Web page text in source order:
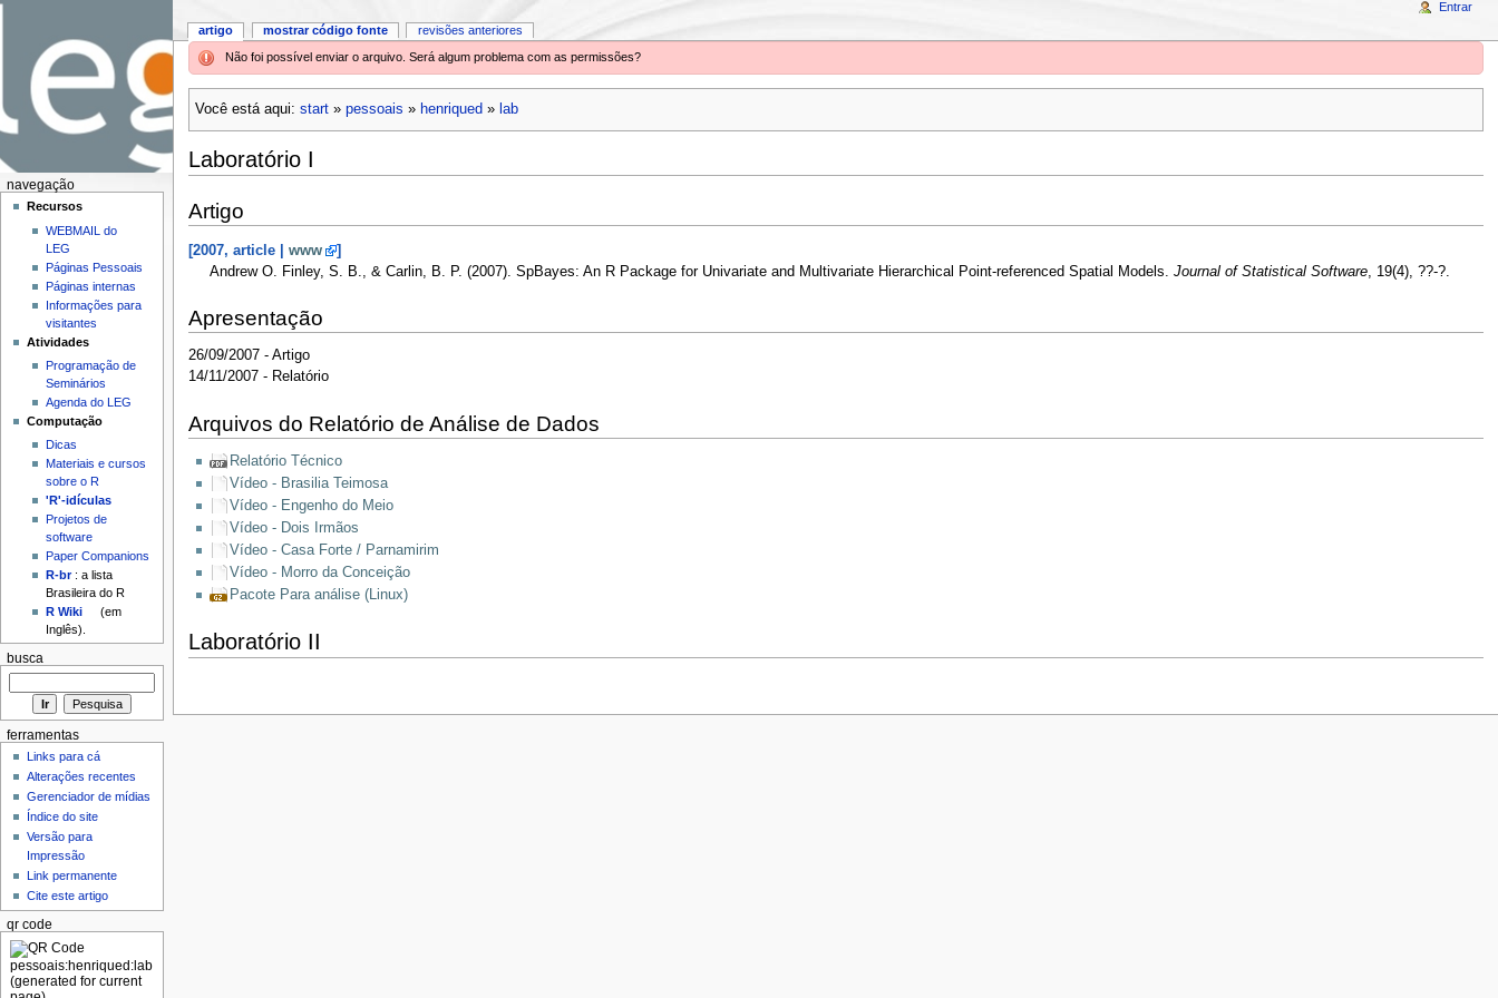
Não foi possível enviar o arquivo. Será algum problema com as permissões?
Você está aqui: start» pessoais » henriqued » lab
Laboratório I
Artigo
[2007, article | www
]
Andrew O. Finley, S. B., & Carlin, B. P. (2007). SpBayes: An R Package for Univariate and Multivariate Hierarchical Point-referenced Spatial Models. Journal of Statistical Software, 19(4), ??-?.
Apresentação
26/09/2007 - Artigo
14/11/2007 - Relatório
Arquivos do Relatório de Análise de Dados
Relatório Técnico
Vídeo - Brasilia Teimosa
Vídeo - Engenho do Meio
Vídeo - Dois Irmãos
Vídeo - Casa Forte / Parnamirim
Vídeo - Morro da Conceição
Pacote Para análise (Linux)
Laboratório II
artigo mostrar código fonte revisões anteriores
Entrar
navegação
Recursos
WEBMAIL do
LEG
Páginas Pessoais
Páginas internas
Informações para
visitantes
Atividades
Programação de
Seminários
Agenda do LEG
Computação
Dicas
Materiais e cursos
sobre o R
'R'-idículas
Projetos de
software
Paper Companions
R-br: a lista
Brasileira do R
R Wiki
(em
Inglês).
busca
ferramentas
Links para cá
Alterações recentes
Gerenciador de mídias
Índice do site
Versão para
Impressão
Link permanente
Cite este artigo
qr code